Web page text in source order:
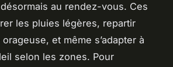
au rendez-vous. Ces
les pluies légères, repartir
et même s’adapter à
selon les zones. Pour